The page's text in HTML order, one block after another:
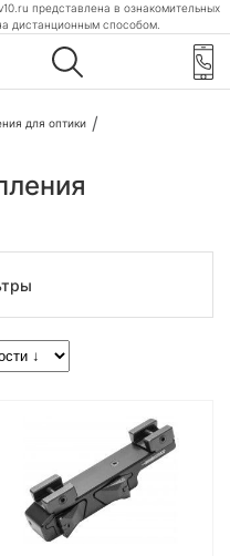
представлена в ознакомительных
дистанционным способом.
для оптики